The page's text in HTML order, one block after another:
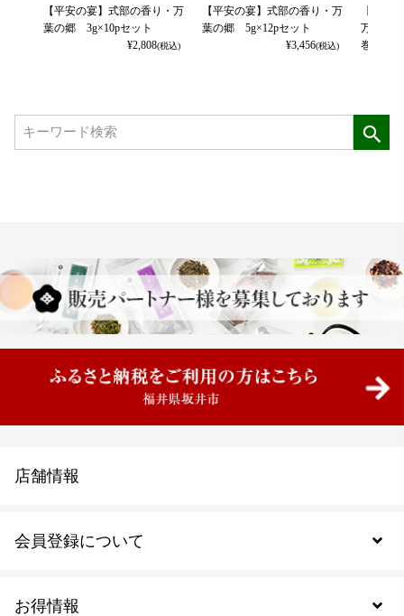
【平安の宴】式部の香り・万
葉の郷 3g×10pセット
¥2,808(税込)
【平安の宴】式部の香り・万
葉の郷 5g×12pセット
¥3,456(税込)
万葉の
巻のみ
お得情報
会員登録について
店舗情報